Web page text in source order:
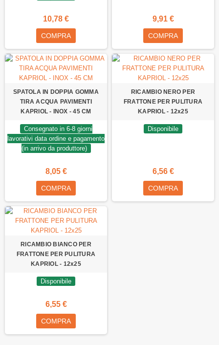
10,78 €
COMPRA
9,91 €
COMPRA
SPATOLA IN DOPPIA GOMMA
TIRA ACQUA PAVIMENTI
KAPRIOL - INOX - 45 CM
Consegnato in 6-8 giorni
lavorativi data ordine e pagamento
(in arrivo da produttore)
8,05 €
COMPRA
RICAMBIO NERO PER
FRATTONE PER PULITURA
KAPRIOL - 12x25
Disponibile
6,56 €
COMPRA
RICAMBIO BIANCO PER
FRATTONE PER PULITURA
KAPRIOL - 12x25
Disponibile
6,55 €
COMPRA